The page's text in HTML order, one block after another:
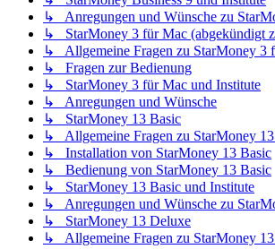
↳ Anregungen und Wünsche zu
↳ StarMoney 3 für Mac (abgekündigt
↳ Allgemeine Fragen zu StarMoney 3
↳ Fragen zur Bedienung
↳ StarMoney 3 für Mac und Institute
↳ Anregungen und Wünsche
↳ StarMoney 13 Basic
↳ Allgemeine Fragen zu StarMoney
↳ Installation von StarMoney 13 Basic
↳ Bedienung von StarMoney 13 Basic
↳ StarMoney 13 Basic und Institute
↳ Anregungen und Wünsche zu
↳ StarMoney 13 Deluxe
↳ Allgemeine Fragen zu StarMoney